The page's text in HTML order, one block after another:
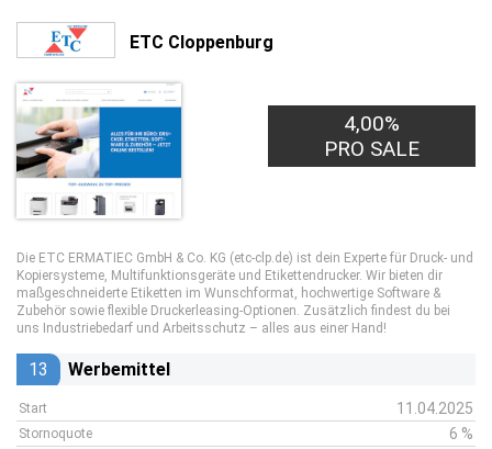
ETC Cloppenburg
4,00%
PRO SALE
Die ETC ERMATIEC GmbH & Co. KG (etc-clp.de) ist dein Experte für Druck- und
Kopiersysteme, Multifunktionsgeräte und Etikettendrucker. Wir bieten dir
maßgeschneiderte Etiketten im Wunschformat, hochwertige Software &
Zubehör sowie flexible Druckerleasing-Optionen. Zusätzlich findest du bei
uns Industriebedarf und Arbeitsschutz – alles aus einer Hand!
13 Werbemittel
Start 11.04.2025
Stornoquote 6 %